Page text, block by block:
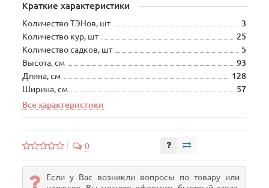
Краткие характеристики
Количество ТЭНов, шт
3
Количество кур, шт
25
Количество садков, шт
5
Высота, см
93
Длина, см
128
Ширина, см
57
Все характеристики
0
Если у Вас возникли вопросы по товару или